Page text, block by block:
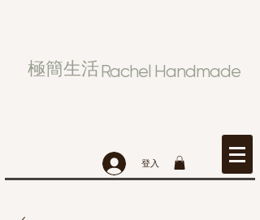
極簡生活Rachel Handmade
登入